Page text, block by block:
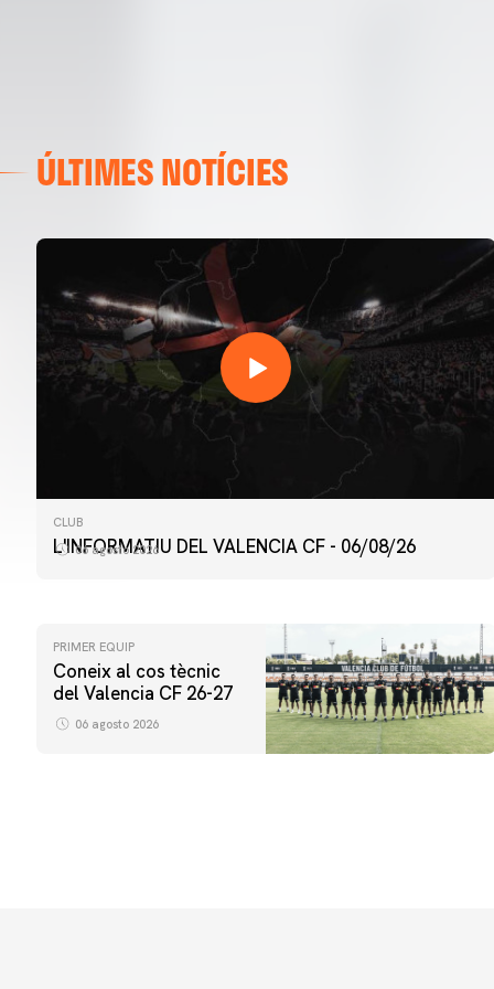
ÚLTIMES NOTÍCIES
CLUB
L'INFORMATIU DEL VALENCIA CF - 06/08/26
06 agosto 2026
PRIMER EQUIP
Coneix al cos tècnic
del Valencia CF 26-27
06 agosto 2026